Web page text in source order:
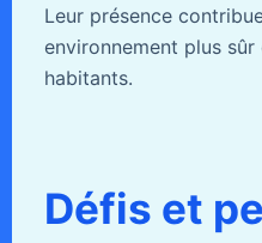
Leur présence
environnement plus
habitants.
Défis et